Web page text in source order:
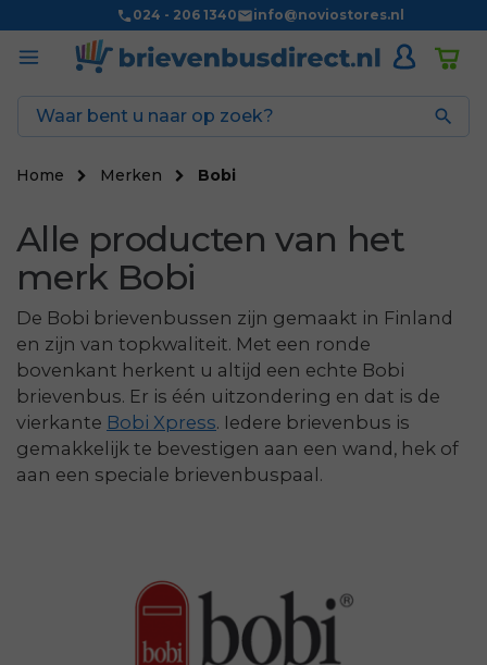
024 - 206 1340 info@noviostores.nl

Home Merken Bobi
Alle producten van het
merk Bobi
De Bobi brievenbussen zijn gemaakt in Finland
en zijn van topkwaliteit. Met een ronde
bovenkant herkent u altijd een echte Bobi
brievenbus. Er is één uitzondering en dat is de
vierkante Bobi Xpress. Iedere brievenbus is
gemakkelijk te bevestigen aan een wand, hek of
aan een speciale brievenbuspaal.